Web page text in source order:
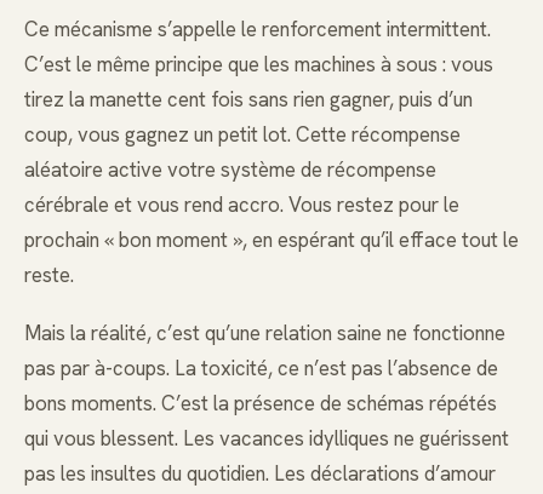
Ce mécanisme s’appelle le renforcement intermittent.
C’est le même principe que les machines à sous : vous
tirez la manette cent fois sans rien gagner, puis d’un
coup, vous gagnez un petit lot. Cette récompense
aléatoire active votre système de récompense
cérébrale et vous rend accro. Vous restez pour le
prochain « bon moment », en espérant qu’il efface tout le
reste.
Mais la réalité, c’est qu’une relation saine ne fonctionne
pas par à-coups. La toxicité, ce n’est pas l’absence de
bons moments. C’est la présence de schémas répétés
qui vous blessent. Les vacances idylliques ne guérissent
pas les insultes du quotidien. Les déclarations d’amour